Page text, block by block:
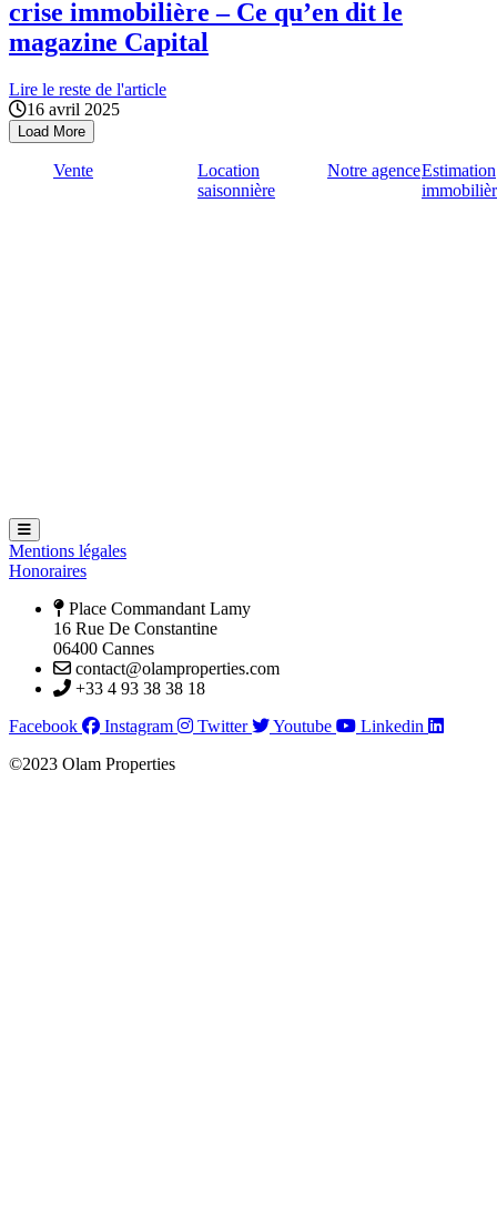
crise immobilière – Ce qu’en dit le
magazine Capital
Lire le reste de l'article
16 avril 2025
Load More
Vente
Location
saisonnière
Notre agenceEstimation
Hamburger Toggle Menu
Mentions légales
Honoraires
Place Commandant Lamy
16 Rue De Constantine
06400 Cannes
contact@olamproperties.com
+33 4 93 38 38 18
Facebook
Instagram Twitter Youtube
Linkedin
©2023 Olam Properties